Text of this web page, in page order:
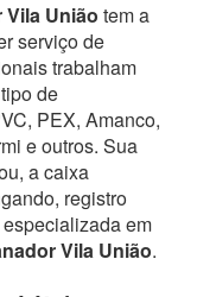
União tem a
serviço de
trabalham
de
PEX, Amanco,
e outros. Sua
a caixa
registro
em
Vila União.